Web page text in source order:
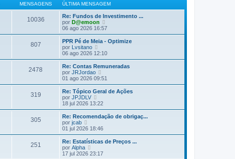
MENSAGENS ÚLTIMA MENSAGEM
10036
Re: Fundos de Investimento ...
por D@emoon
e
j
a
ú
i
a
e
a
g
06 ago 2026 16:57
807
PPR Pé de Meia - Optimize
por Lvsitano
e
j
a
a
ú
i
m
a
e
s
a
g
m
06 ago 2026 12:10
2478
Re: Contas Remuneradas
por JRJordao
e
j
a
ú
i
m
a
e
01 ago 2026 09:51
319
Re: Tópico Geral de Ações
por JPJDLV
e
j
a
ú
i
m
a
18 jul 2026 13:22
305
Re: Recomendação de obrigaç...
por jcab
e
j
a
a
ú
01 jul 2026 18:46
251
Re: Estatísticas de Preços ...
por Alpha
e
17 jul 2026 23:17